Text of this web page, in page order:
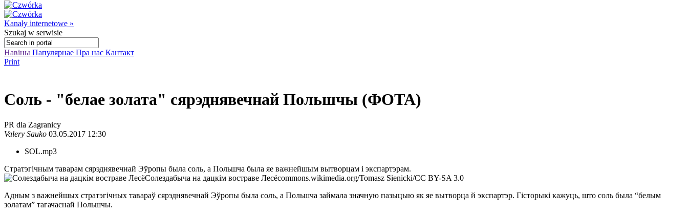
Kanały internetowe »
Szukaj w serwisie
Навіны Папулярнае Пра нас Кантакт
Print
Соль - "белае золата" сярэднявечнай Польшчы (ФОТА)
PR dla Zagranicy
Valery Sauko 03.05.2017 12:30
SOL.mp3
Стратэгічным таварам сярэднявечнай Эўропы была соль, а Польшча была яе важнейшым вытворцам і экспартэрам.
Солездабыча на дацкім востраве Лесёcommons.wikimedia.org/Tomasz Sienicki/CC BY-SA 3.0
Адным з важнейшых стратэгічных тавараў сярэднявечнай Эўропы была соль, а Польшча займала значную пазыцыю як яе вытворца й экспартэр. Гісторыкі кажуць, што соль была “белым
золатам” тагачаснай Польшчы.